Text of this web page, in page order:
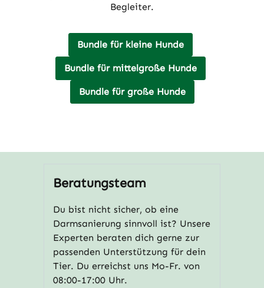
Begleiter.
Bundle für kleine Hunde
Bundle für mittelgroße Hunde
Bundle für große Hunde
Beratungsteam
Du bist nicht sicher, ob eine
Darmsanierung sinnvoll ist? Unsere
Experten beraten dich gerne zur
passenden Unterstützung für dein
Tier. Du erreichst uns Mo-Fr. von
08:00-17:00 Uhr.